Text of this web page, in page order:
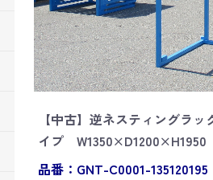
【中古】逆ネスティングラ
イプ W1350×D1200×H1950
品番：GNT-C0001-135120195